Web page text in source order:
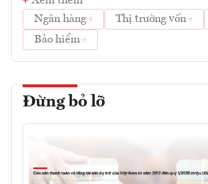
Ngân hàng
Thị trường vốn
Bảo hiểm
Đừng bỏ lỡ